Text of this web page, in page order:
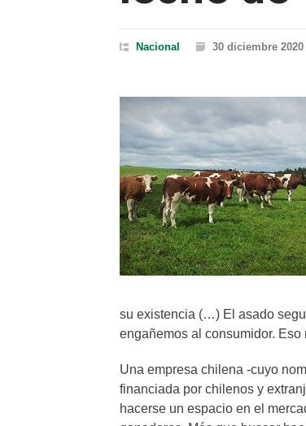
Nacional 30 diciembre 2020
su existencia (…) El asado
engañemos al consumidor. Eso
Una empresa chilena -cuyo
financiada por chilenos y
hacerse un espacio en el